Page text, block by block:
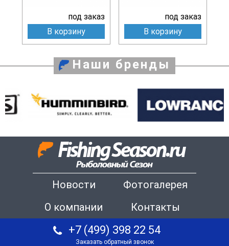
под заказ
В корзину
под заказ
В корзину
Наши бренды
Новости
Фотогалерея
О компании
Контакты
+7 (499) 398 22 54
Заказать обратный звонок